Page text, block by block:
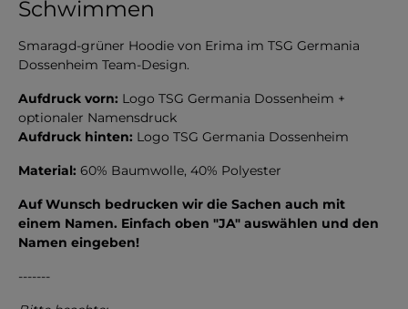
Schwimmen
Smaragd-grüner Hoodie von Erima im TSG Germania
Dossenheim Team-Design.
Aufdruck vorn: Logo TSG Germania Dossenheim +
optionaler Namensdruck
Aufdruck hinten: Logo TSG Germania Dossenheim
Material: 60% Baumwolle, 40% Polyester
Auf Wunsch bedrucken wir die Sachen auch mit
einem Namen. Einfach oben "JA" auswählen und den
Namen eingeben!
-------